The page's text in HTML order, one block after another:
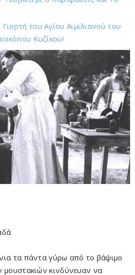
του Αγίου Αιμιλιανού του
Κυζίκου!
τα πάντα γύρω από το βάψιμο
μουστακιών κινδύνευαν να